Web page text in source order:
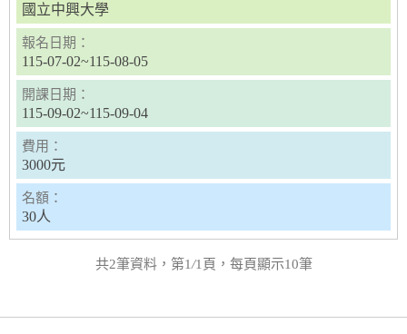
國立中興大學
報名日期：
115-07-02~115-08-05
開課日期：
115-09-02~115-09-04
費用：
3000元
名額：
30人
共2筆資料，第1/1頁，每頁顯示10筆